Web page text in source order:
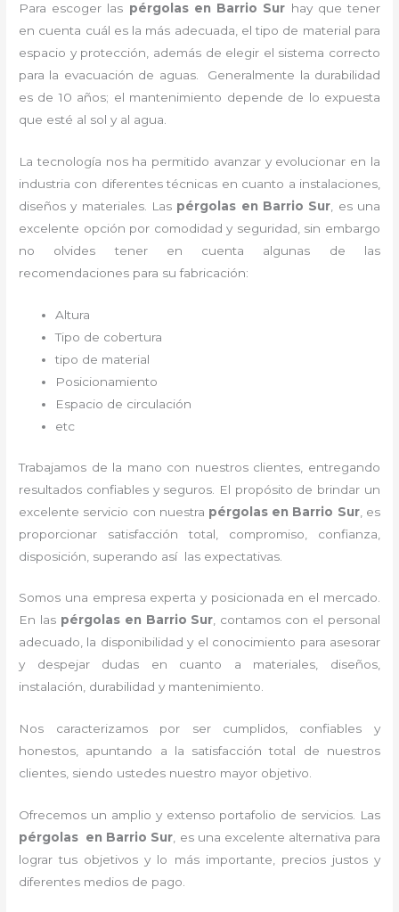
Para escoger las pérgolasen Barrio Sur hay que tener
en cuenta cuál es la más adecuada, el tipo de material para
espacio y protección, además de elegir el sistema correcto
para la evacuación de aguas. Generalmente la durabilidad
es de 10 años; el mantenimiento depende de lo expuesta
que esté al sol y al agua.
La tecnología nos ha permitido avanzar y evolucionar en la
industria con diferentes técnicas en cuanto a instalaciones,
diseños y materiales. Las pérgolas en Barrio Sur , es una
excelente opción por comodidad y seguridad, sin embargo
no olvides tener en cuenta algunas de las
recomendaciones para su fabricación:
Altura
Tipo de cobertura
tipo de material
Posicionamiento
Espacio de circulación
etc
Trabajamos de la mano con nuestros clientes, entregando
resultados confiables y seguros. El propósito de brindar un
excelente servicio con nuestra pérgolas en Barrio Sur, es
proporcionar satisfacción total, compromiso, confianza,
disposición, superando así las expectativas.
Somos una empresa experta y posicionada en el mercado.
En las pérgolasen Barrio Sur, contamos con el personal
adecuado, la disponibilidad y el conocimiento para asesorar
y despejar dudas en cuanto a materiales, diseños,
instalación, durabilidad y mantenimiento.
Nos caracterizamos por ser cumplidos, confiables y
honestos, apuntando a la satisfacción total de nuestros
clientes, siendo ustedes nuestro mayor objetivo.
Ofrecemos un amplio y extenso portafolio de servicios. Las
pérgolas en Barrio Sur , es una excelente alternativa para
lograr tus objetivos y lo más importante, precios justos y
diferentes medios de pago.